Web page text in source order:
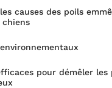
causes des poils
chiens
pour démêler les